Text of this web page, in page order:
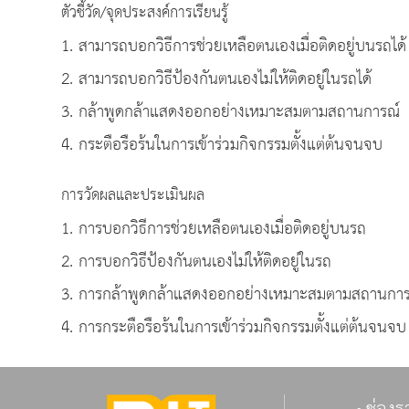
ตัวชี้วัด/จุดประสงค์การเรียนรู้
1. สามารถบอกวิธีการช่วยเหลือตนเองเมื่อติดอยู่บนรถได้
2. สามารถบอกวิธีป้องกันตนเองไม่ให้ติดอยู่ในรถได้
3. กล้าพูดกล้าแสดงออกอย่างเหมาะสมตามสถานการณ์
4. กระตือรือร้นในการเข้าร่วมกิจกรรมตั้งแต่ต้นจนจบ
การวัดผลและประเมินผล
1. การบอกวิธีการช่วยเหลือตนเองเมื่อติดอยู่บนรถ
2. การบอกวิธีป้องกันตนเองไม่ให้ติดอยู่ในรถ
3. การกล้าพูดกล้าแสดงออกอย่างเหมาะสมตามสถานก
4. การกระตือรือร้นในการเข้าร่วมกิจกรรมตั้งแต่ต้นจนจบ